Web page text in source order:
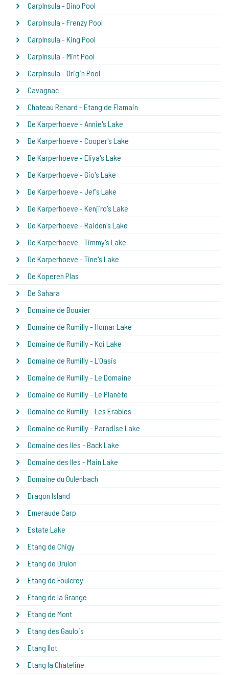
CarpInsula - Dino Pool
CarpInsula - Frenzy Pool
CarpInsula - King Pool
CarpInsula - Mint Pool
CarpInsula - Origin Pool
Cavagnac
Chateau Renard - Etang de Flamain
De Karperhoeve - Annie's Lake
De Karperhoeve - Cooper's Lake
De Karperhoeve - Eliya's Lake
De Karperhoeve - Gio's Lake
De Karperhoeve - Jef's Lake
De Karperhoeve - Kenjiro's Lake
De Karperhoeve - Raiden's Lake
De Karperhoeve - Timmy's Lake
De Karperhoeve - Tine's Lake
De Koperen Plas
De Sahara
Domaine de Bouxier
Domaine de Rumilly - Homar Lake
Domaine de Rumilly - Koi Lake
Domaine de Rumilly - L'Oasis
Domaine de Rumilly - Le Domaine
Domaine de Rumilly - Le Planète
Domaine de Rumilly - Les Erables
Domaine de Rumilly - Paradise Lake
Domaine des Iles - Back Lake
Domaine des Iles - Main Lake
Domaine du Oulenbach
Dragon Island
Emeraude Carp
Estate Lake
Etang de Chigy
Etang de Drulon
Etang de Foulcrey
Etang de la Grange
Etang de Mont
Etang des Gaulois
Etang Ilot
Etang la Chateline